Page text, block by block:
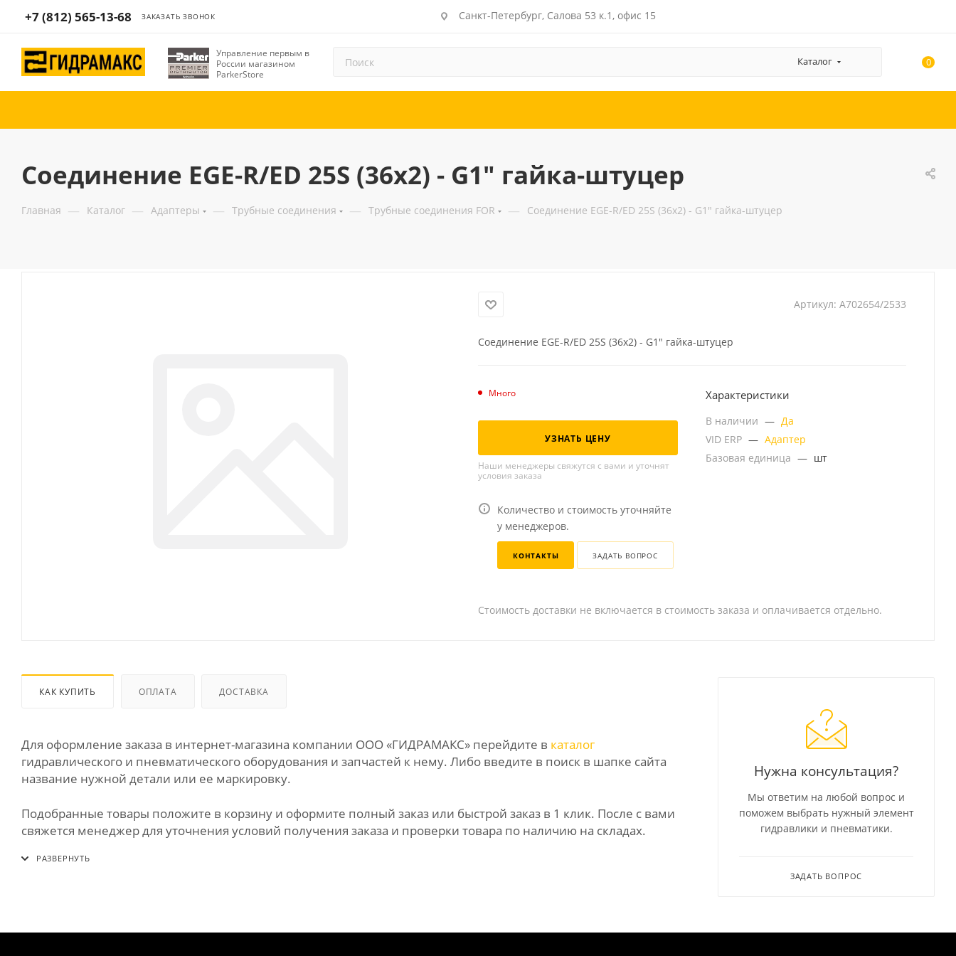
+7 (812) 565-13-68 ЗАКАЗАТЬ ЗВОНОК Санкт-Петербург, Салова 53 к.1, офис 15
Управление первым в
России магазином
ParkerStore
Каталог 0
Соединение EGE-R/ED 25S (36x2) - G1" гайка-штуцер
Главная — Каталог — Адаптеры — Трубные соединения — Трубные соединения FOR — Соединение EGE-R/ED 25S (36x2) - G1" гайка-штуцер
Артикул: A702654/2533
Соединение EGE-R/ED 25S (36x2) - G1" гайка-штуцер
Много
УЗНАТЬ ЦЕНУ
Наши менеджеры свяжутся с вами и уточнят
условия заказа
Количество и стоимость уточняйте
у менеджеров.
КОНТАКТЫ ЗАДАТЬ ВОПРОС
Характеристики
В наличии — Да
VID ERP — Адаптер
Базовая единица — шт
Стоимость доставки не включается в стоимость заказа и оплачивается отдельно.
КАК КУПИТЬ ОПЛАТА ДОСТАВКА
Для оформление заказа в интернет-магазина компании ООО «ГИДРАМАКС» перейдите в каталог
гидравлического и пневматического оборудования и запчастей к нему. Либо введите в поиск в шапке сайта
название нужной детали или ее маркировку.
Подобранные товары положите в корзину и оформите полный заказ или быстрой заказ в 1 клик. После с вами
свяжется менеджер для уточнения условий получения заказа и проверки товара по наличию на складах.
Нужна консультация?
Мы ответим на любой вопрос и
поможем выбрать нужный элемент
гидравлики и пневматики.
ЗАДАТЬ ВОПРОС